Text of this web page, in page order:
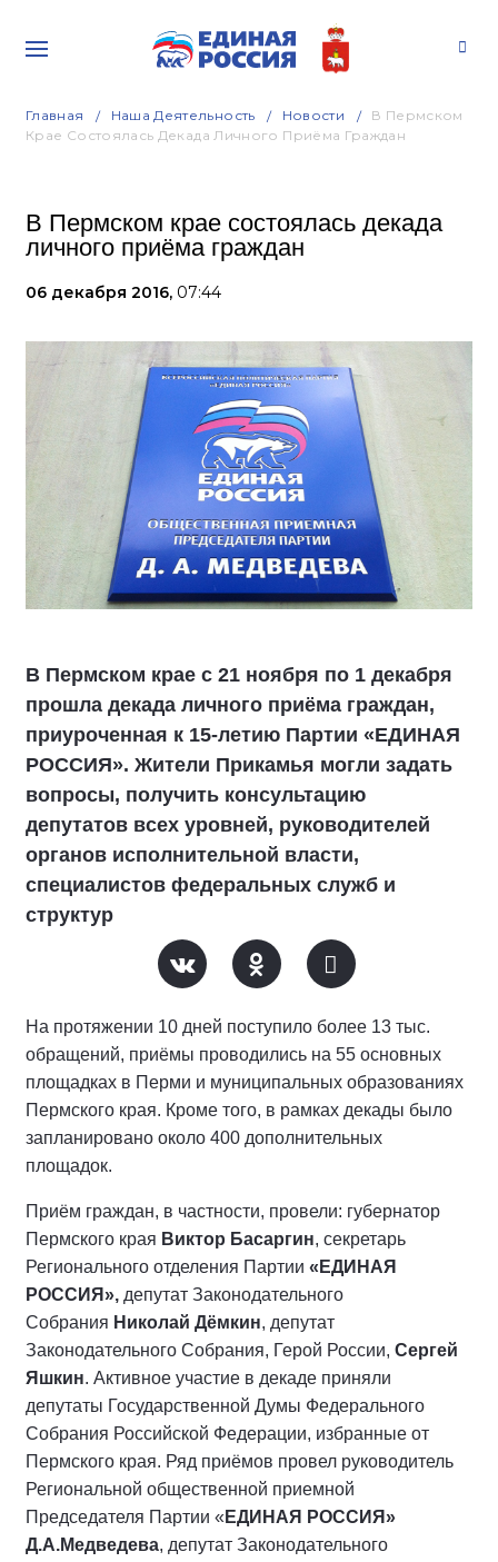
Главная Наша Деятельность Новости
В Пермском
Крае Состоялась Декада Личного Приёма Граждан
В Пермском крае состоялась декада
личного приёма граждан
06 декабря 2016, 07:44
В Пермском крае с 21 ноября по 1 декабря
прошла декада личного приёма граждан,
приуроченная к 15-летию Партии «ЕДИНАЯ
РОССИЯ». Жители Прикамья могли задать
вопросы, получить консультацию
депутатов всех уровней, руководителей
органов исполнительной власти,
специалистов федеральных служб и
структур
На протяжении 10 дней поступило более 13 тыс.
обращений, приёмы проводились на 55 основных
площадках в Перми и муниципальных образованиях
Пермского края. Кроме того, в рамках декады было
запланировано около 400 дополнительных
площадок.
Приём граждан, в частности, провели: губернатор
Пермского края Виктор Басаргин, секретарь
Регионального отделения Партии «ЕДИНАЯ
РОССИЯ», депутат Законодательного
Собрания Николай Дёмкин, депутат
Законодательного Собрания, Герой России, Сергей
Яшкин. Активное участие в декаде приняли
депутаты Государственной Думы Федерального
Собрания Российской Федерации, избранные от
Пермского края. Ряд приёмов провел руководитель
Региональной общественной приемной
Председателя Партии « ЕДИНАЯ РОССИЯ»
Д.А.Медведева, депутат Законодательного